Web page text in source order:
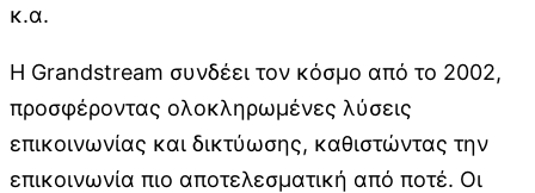
κ.α.
Η Grandstream συνδέει τον κόσμο από το 2002,
προσφέροντας ολοκληρωμένες λύσεις
επικοινωνίας και δικτύωσης, καθιστώντας την
επικοινωνία πιο αποτελεσματική από ποτέ. Οι